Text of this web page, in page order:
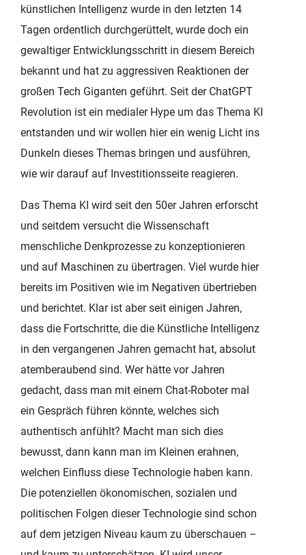
künstlichen Intelligenz wurde in den letzten 14
Tagen ordentlich durchgerüttelt, wurde doch ein
gewaltiger Entwicklungsschritt in diesem Bereich
bekannt und hat zu aggressiven Reaktionen der
großen Tech Giganten geführt. Seit der ChatGPT
Revolution ist ein medialer Hype um das Thema KI
entstanden und wir wollen hier ein wenig Licht ins
Dunkeln dieses Themas bringen und ausführen,
wie wir darauf auf Investitionsseite reagieren.
Das Thema KI wird seit den 50er Jahren erforscht
und seitdem versucht die Wissenschaft
menschliche Denkprozesse zu konzeptionieren
und auf Maschinen zu übertragen. Viel wurde hier
bereits im Positiven wie im Negativen übertrieben
und berichtet. Klar ist aber seit einigen Jahren,
dass die Fortschritte, die die Künstliche Intelligenz
in den vergangenen Jahren gemacht hat, absolut
atemberaubend sind. Wer hätte vor Jahren
gedacht, dass man mit einem Chat-Roboter mal
ein Gespräch führen könnte, welches sich
authentisch anfühlt? Macht man sich dies
bewusst, dann kann man im Kleinen erahnen,
welchen Einfluss diese Technologie haben kann.
Die potenziellen ökonomischen, sozialen und
politischen Folgen dieser Technologie sind schon
auf dem jetzigen Niveau kaum zu überschauen –